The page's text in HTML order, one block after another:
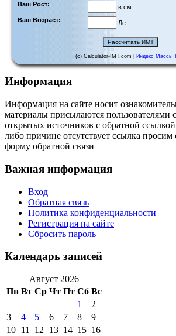
Ваш Рост:
в см
Ваш Возраст:
Лет
(c) Calculator-IMT.com | Индекс Массы
Информация
Информация на сайте носит
материалы присылаются пользователями
открытых источников с обратной
либо причине отсутствует ссылка просим
форму обратной связи
Важная информация
Вход
Обратная связь
Политика конфиденциальности
Регистрация на сайте
Сбросить пароль
Календарь записей
Август 2026
Пн Вт Ср Чт Пт Сб Вс
1
2
3
4 5 6 7 8
9
10 11 12 13 14 15 16